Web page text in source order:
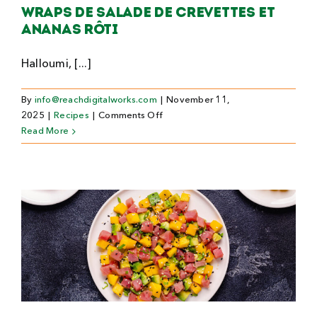
Wraps de salade de crevettes et
ananas rôti
Halloumi, [...]
By info@reachdigitalworks.com
November 11,
2025
Recipes Comments Offon
de
crevettes
et
ananas
rôti
Read More